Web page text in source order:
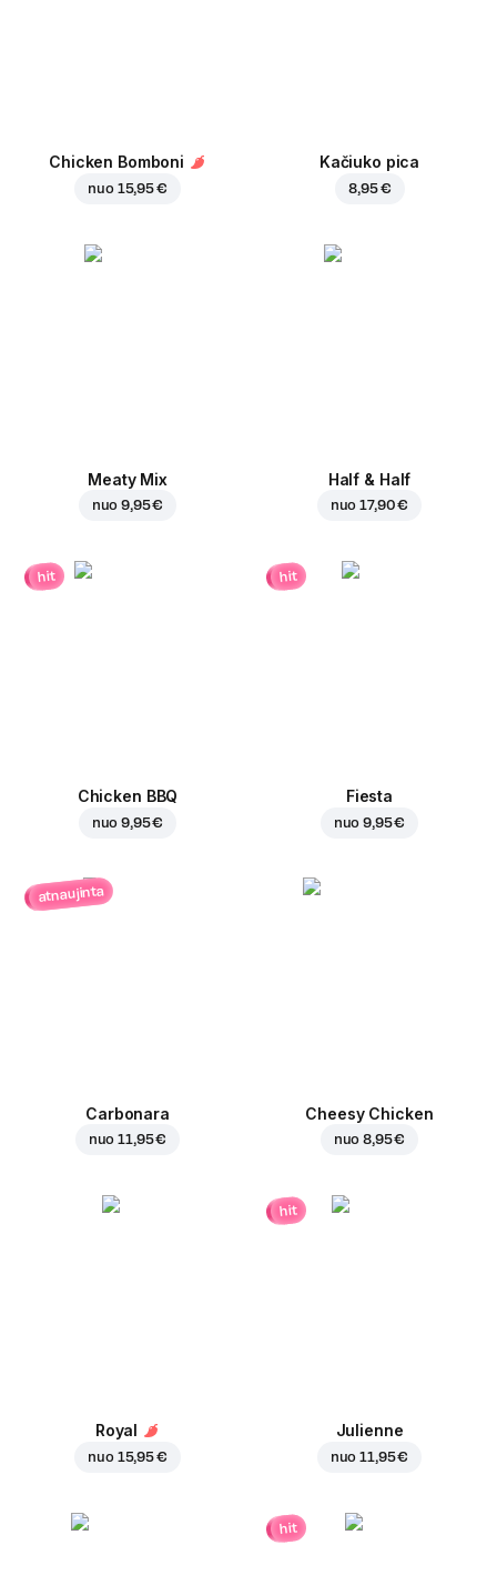
Chicken Bomboni
nuo 15,95 €
Kačiuko pica
8,95 €
Meaty Mix
nuo9,95 €
Half & Half
nuo17,90 €
hit
Chicken BBQ
nuo9,95 €
hit
Fiesta
nuo9,95 €
atnaujinta
Carbonara
nuo11,95 €
Cheesy Chicken
nuo8,95 €
Royal
nuo 15,95 €
hit
Julienne
nuo11,95 €
hit